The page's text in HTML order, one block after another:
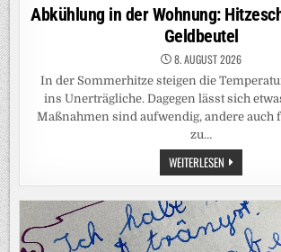
in
Abkühlung in der Wohnung:
Geldbeutel
8. AUGUST 2026
In der Sommerhitze steigen die
ins Unerträgliche. Dagegen lässt sich
Maßnahmen sind aufwendig, andere auch
zu…
WEITERLESEN ABKÜHLUNG
IN
DER
WOHNUNG:
HITZESCHUTZ
FÜR
JEDEN
GELDBEUTEL